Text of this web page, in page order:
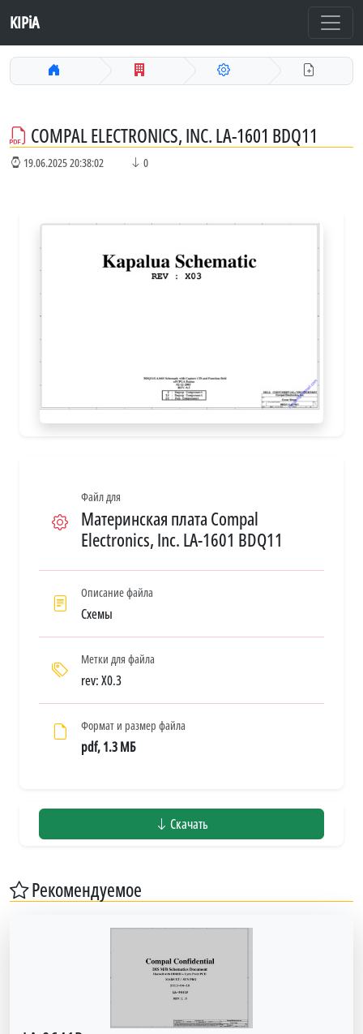
KIPiA
COMPAL ELECTRONICS, INC. LA-1601 BDQ11
19.06.2025 20:38:02 0
Файл для
Материнская плата Compal
Electronics, Inc. LA-1601 BDQ11
Описание файла
Схемы
Метки для файла
rev: X0.3
Формат и размер файла
pdf, 1.3 МБ
Скачать
Рекомендуемое